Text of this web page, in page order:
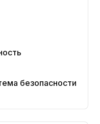
безопасности